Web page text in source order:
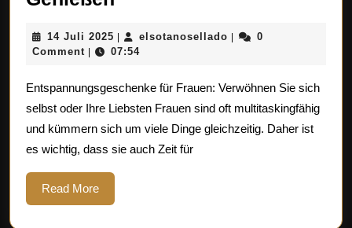
für
Zeit
zum
Relaxen
14 Juli 2025 14
Juli
| elsotanosellado elsotanosellado
|
0
Comment | 07:54
Entspannungsgeschenke für Frauen: Verwöhnen Sie sich
selbst oder Ihre Liebsten Frauen sind oft multitaskingfähig
und kümmern sich um viele Dinge gleichzeitig. Daher ist
es wichtig, dass sie auch Zeit für
Read MoreRead
More